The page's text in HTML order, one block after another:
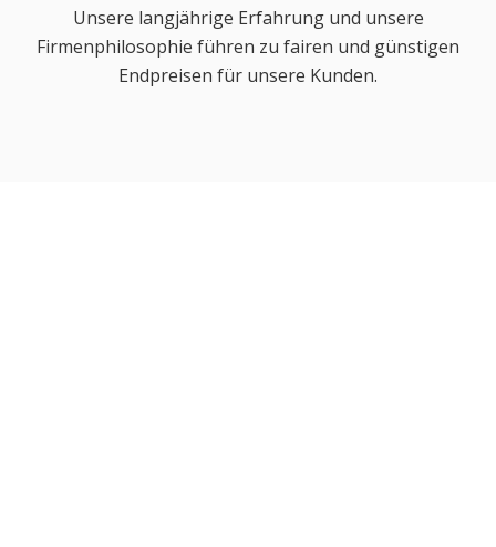
Unsere langjährige Erfahrung und unsere
Firmenphilosophie führen zu fairen und günstigen
Endpreisen für unsere Kunden.